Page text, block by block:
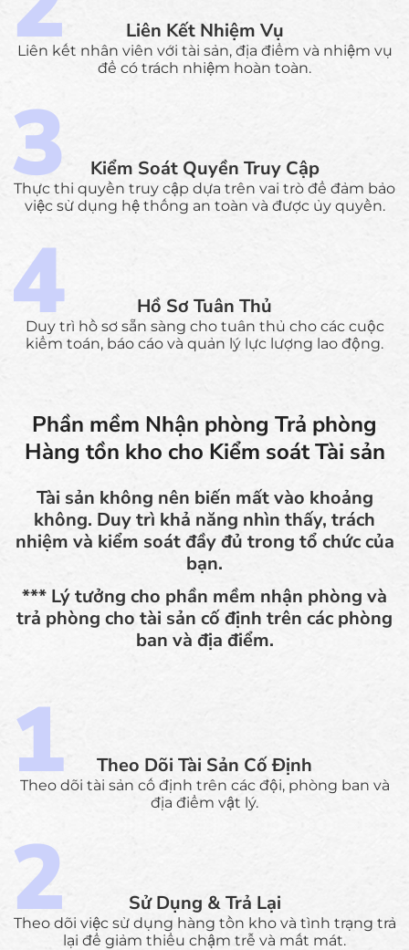
Liên Kết Nhiệm Vụ
Liên kết nhân viên với tài sản, địa điểm và nhiệm vụ
để có trách nhiệm hoàn toàn.
Kiểm Soát Quyền Truy Cập
Thực thi quyền truy cập dựa trên vai trò để đảm bảo
việc sử dụng hệ thống an toàn và được ủy quyền.
Hồ Sơ Tuân Thủ
Duy trì hồ sơ sẵn sàng cho tuân thủ cho các cuộc
kiểm toán, báo cáo và quản lý lực lượng lao động.
Phần mềm Nhận phòng Trả phòng
Hàng tồn kho cho Kiểm soát Tài sản
Tài sản không nên biến mất vào khoảng
không. Duy trì khả năng nhìn thấy, trách
nhiệm và kiểm soát đầy đủ trong tổ chức của
bạn.
*** Lý tưởng cho phần mềm nhận phòng và
trả phòng cho tài sản cố định trên các phòng
ban và địa điểm.
Theo Dõi Tài Sản Cố Định
Theo dõi tài sản cố định trên các đội, phòng ban và
địa điểm vật lý.
Sử Dụng & Trả Lại
Theo dõi việc sử dụng hàng tồn kho và tình trạng trả
lại để giảm thiểu chậm trễ và mất mát.